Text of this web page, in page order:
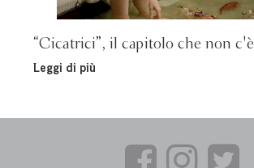
“Cicatrici”, il capitolo che non c'è
Leggi di più